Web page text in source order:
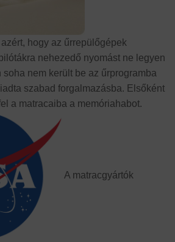
hogy az űrrepülőgépek
nehezedő nyomást ne legyen
soha nem került be az űrprogramba
szabad forgalmazásba. Elsőként
a matracaiba a memóriahabot.
A matracgyártók